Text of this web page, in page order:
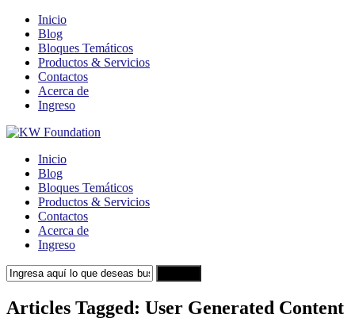
Inicio
Blog
Bloques Temáticos
Productos & Servicios
Contactos
Acerca de
Ingreso
Inicio
Blog
Bloques Temáticos
Productos & Servicios
Contactos
Acerca de
Ingreso
Articles Tagged: User Generated Content